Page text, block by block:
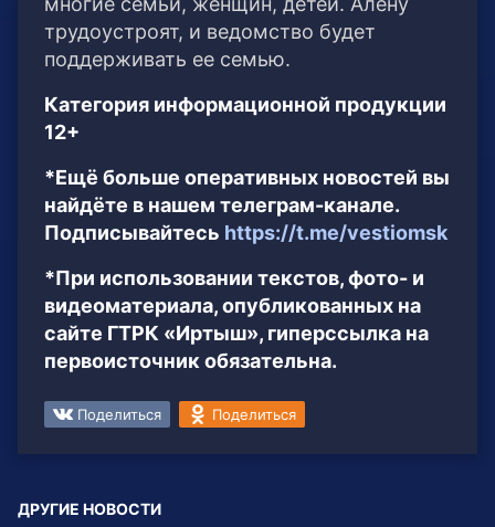
трудоустроят, и ведомство будет
поддерживать ее семью.
Категория информационной продукции
12+
*Ещё больше оперативных новостей вы
найдёте в нашем телеграм-канале.
Подписывайтесь https://t.me/vestiomsk
*При использовании текстов, фото- и
видеоматериала, опубликованных на
сайте ГТРК «Иртыш», гиперссылка на
первоисточник обязательна.
Поделиться Поделиться
ДРУГИЕ НОВОСТИ